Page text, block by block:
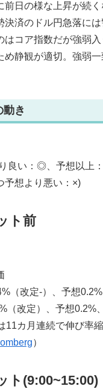
前日の様な上昇が続
済のドル円急落には
はコア指数だが強弱
め静観が適切。強弱
動き
良い：◎、予想以上
想より悪い：×)
ト前
（改定-）、予想0.2%
（改定）、予想0.2%
11カ月連続で伸び率
）
ト(9:00~15:00)